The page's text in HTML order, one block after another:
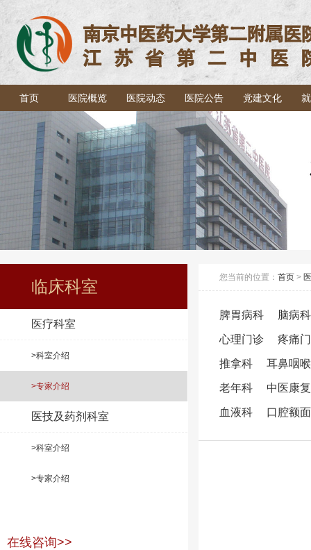
首页 医院概览 医院动态 医院公告 党建文化
临床科室
医疗科室
>科室介绍
>专家介绍
医技及药剂科室
>科室介绍
>专家介绍
在线咨询>>
您当前的位置： 首页 >
脾胃病科 脑病科
心理门诊 疼痛
推拿科 耳鼻咽
老年科 中医康
血液科 口腔额